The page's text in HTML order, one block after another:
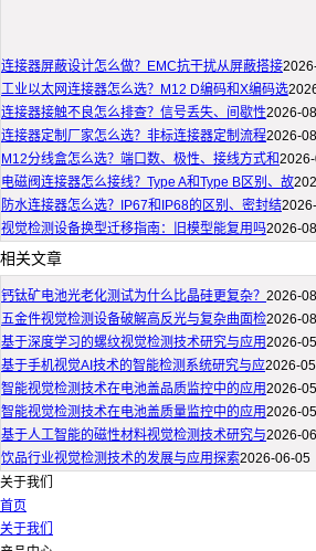
连接器屏蔽设计怎么做？EMC抗干扰从屏蔽搭接
工业以太网连接器怎么选？M12 D编码和X编码选
连接器接触不良怎么排查？信号丢失、间歇性2026-
连接器定制厂家怎么选？非标连接器定制流程2026-
M12分线盒怎么选？端口数、极性、接线方式和
电磁阀连接器怎么接线？Type A和Type B区别、故
防水连接器怎么选？IP67和IP68的区别、密封结
视觉检测设备换型迁移指南：旧模型能复用吗2026-
相关文章
钙钛矿电池光老化测试为什么比晶硅更复杂？ 2026-
五金件视觉检测设备破解高反光与复杂曲面检2026-
基于深度学习的螺纹视觉检测技术研究与应用2026-
基于手机视觉AI技术的智能检测系统研究与应2026-
智能视觉检测技术在电池盖品质监控中的应用2026-
智能视觉检测技术在电池盖质量监控中的应用2026-
基于人工智能的磁性材料视觉检测技术研究与2026-
饮品行业视觉检测技术的发展与应用探索2026-06-05
关于我们
首页
关于我们